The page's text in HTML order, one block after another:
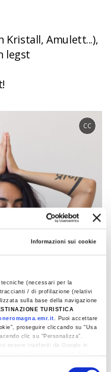
Informazioni sui cookie
(necessari per la
/ di profilazione (relativi
sulla base della navigazione
TURISTICA
. Puoi accettare
proseguire cliccando su “Usa
clic su “Personalizza”.
essere trasferiti da Google in
Kristall, Amulett...),
legst
CC